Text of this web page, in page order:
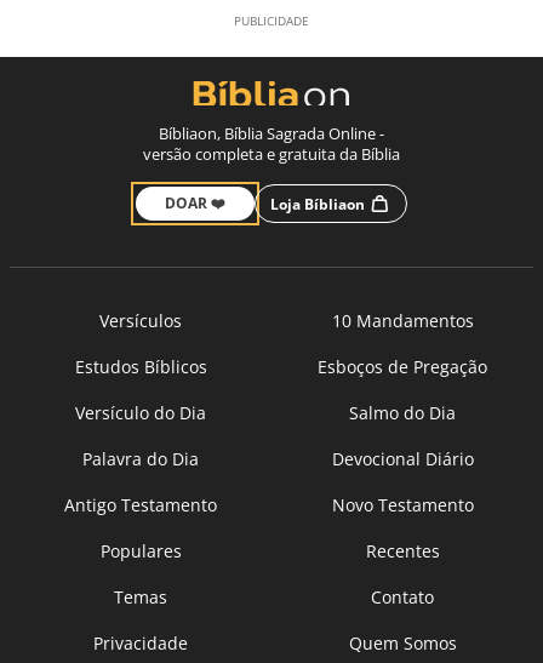
Bíbliaon, Bíblia Sagrada Online -
versão completa e gratuita da Bíblia
DOAR ❤️ Loja Bíbliaon
Versículos
10 Mandamentos
Estudos Bíblicos
Esboços de Pregação
Versículo do Dia
Salmo do Dia
Palavra do Dia
Devocional Diário
Antigo Testamento
Novo Testamento
Populares
Recentes
Temas
Contato
Privacidade
Quem Somos